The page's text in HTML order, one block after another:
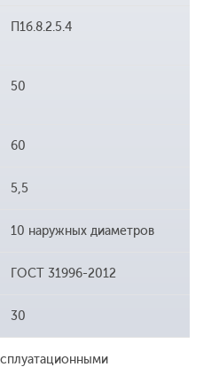
П1б.8.2.5.4
50
60
5,5
10 наружных диаметров
ГОСТ 31996-2012
30